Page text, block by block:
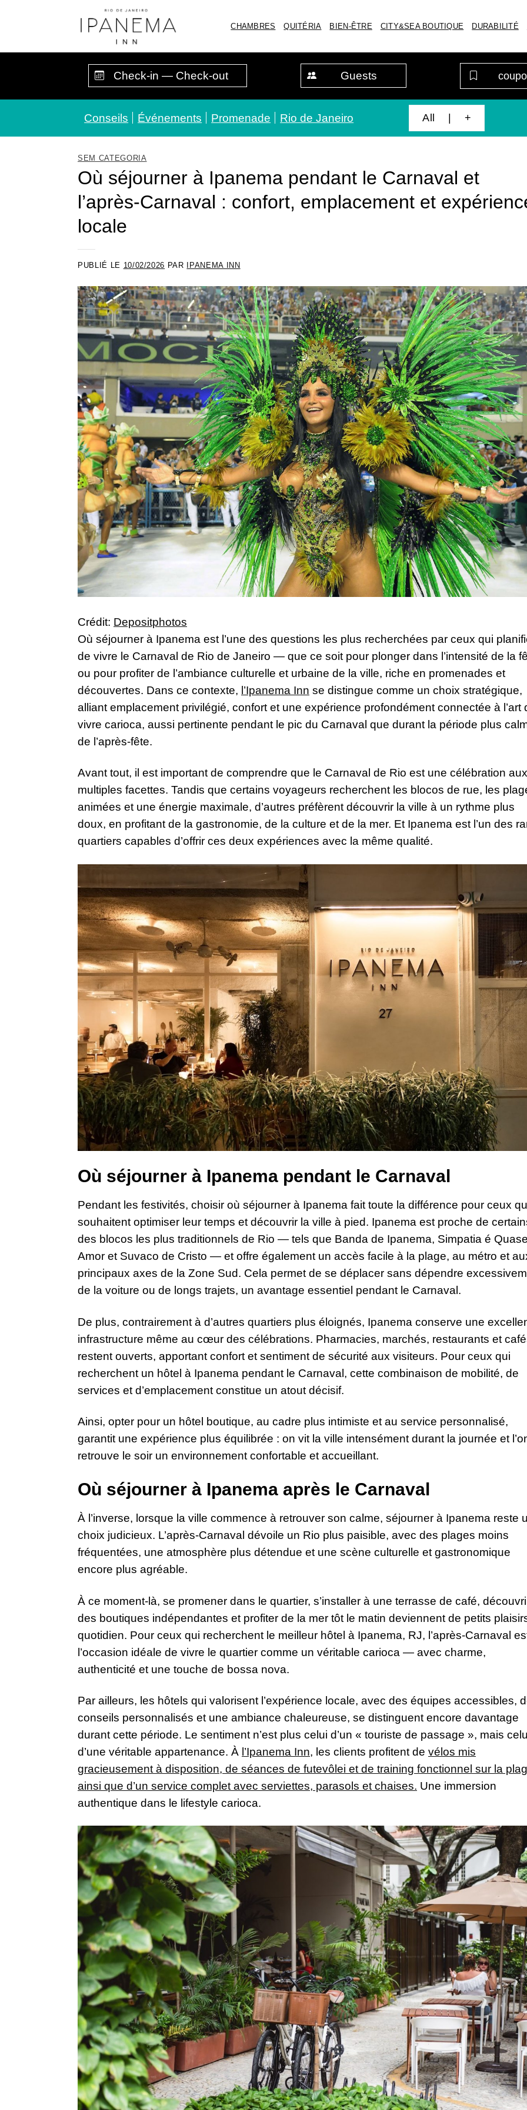
CHAMBRES QUITÉRIA BIEN-ÊTRE CITY&SEA BOUTIQUE DURABILITÉ
Guests
Conseils Événements Promenade Rio de Janeiro All | +
SEM CATEGORIA
Où séjourner à Ipanema pendant le Carnaval et
l’après-Carnaval : confort, emplacement et
locale
PUBLIÉ LE 10/02/2026 PAR IPANEMA INN
Crédit: Depositphotos
Où séjourner à Ipanema est l’une des questions les plus recherchées par ceux qui
de vivre le Carnaval de Rio de Janeiro — que ce soit pour plonger dans l’intensité de la
ou pour profiter de l’ambiance culturelle et urbaine de la ville, riche en promenades et
découvertes. Dans ce contexte, l’Ipanema Inn se distingue comme un choix stratégique,
alliant emplacement privilégié, confort et une expérience profondément connectée à l’art
vivre carioca, aussi pertinente pendant le pic du Carnaval que durant la période plus
de l’après-fête.
Avant tout, il est important de comprendre que le Carnaval de Rio est une célébration aux
multiples facettes. Tandis que certains voyageurs recherchent les blocos de rue, les
animées et une énergie maximale, d’autres préfèrent découvrir la ville à un rythme plus
doux, en profitant de la gastronomie, de la culture et de la mer. Et Ipanema est l’un des
quartiers capables d’offrir ces deux expériences avec la même qualité.
Où séjourner à Ipanema pendant le Carnaval
Pendant les festivités, choisir où séjourner à Ipanema fait toute la différence pour ceux
souhaitent optimiser leur temps et découvrir la ville à pied. Ipanema est proche de
des blocos les plus traditionnels de Rio — tels que Banda de Ipanema, Simpatia é
Amor et Suvaco de Cristo — et offre également un accès facile à la plage, au métro et
principaux axes de la Zone Sud. Cela permet de se déplacer sans dépendre
de la voiture ou de longs trajets, un avantage essentiel pendant le Carnaval.
De plus, contrairement à d’autres quartiers plus éloignés, Ipanema conserve une
infrastructure même au cœur des célébrations. Pharmacies, marchés, restaurants et
restent ouverts, apportant confort et sentiment de sécurité aux visiteurs. Pour ceux qui
recherchent un hôtel à Ipanema pendant le Carnaval, cette combinaison de mobilité, de
services et d’emplacement constitue un atout décisif.
Ainsi, opter pour un hôtel boutique, au cadre plus intimiste et au service personnalisé,
garantit une expérience plus équilibrée : on vit la ville intensément durant la journée et
retrouve le soir un environnement confortable et accueillant.
Où séjourner à Ipanema après le Carnaval
À l’inverse, lorsque la ville commence à retrouver son calme, séjourner à Ipanema reste
choix judicieux. L’après-Carnaval dévoile un Rio plus paisible, avec des plages moins
fréquentées, une atmosphère plus détendue et une scène culturelle et gastronomique
encore plus agréable.
À ce moment-là, se promener dans le quartier, s’installer à une terrasse de café,
des boutiques indépendantes et profiter de la mer tôt le matin deviennent de petits
quotidien. Pour ceux qui recherchent le meilleur hôtel à Ipanema, RJ, l’après-Carnaval
l’occasion idéale de vivre le quartier comme un véritable carioca — avec charme,
authenticité et une touche de bossa nova.
Par ailleurs, les hôtels qui valorisent l’expérience locale, avec des équipes accessibles,
conseils personnalisés et une ambiance chaleureuse, se distinguent encore davantage
durant cette période. Le sentiment n’est plus celui d’un « touriste de passage », mais
d’une véritable appartenance. À l’Ipanema Inn, les clients profitent de vélos mis
gracieusement à disposition, de séances de futevôlei et de training fonctionnel sur la
ainsi que d’un service complet avec serviettes, parasols et chaises. Une immersion
authentique dans le lifestyle carioca.